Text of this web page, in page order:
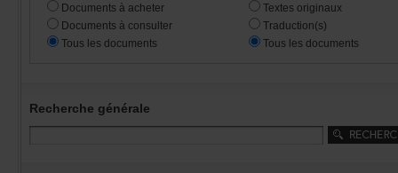
Documentsàacheter
Documentsàconsulter
Touslesdocuments
Textesoriginaux
Traduction(s)
Touslesdocuments
Recherchegénérale